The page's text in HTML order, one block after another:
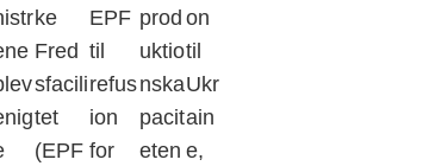
ke
Fred
sfacili
tet
(EPF
EPF
til
refus
ion
for
prod
uktio
nska
pacit
eten
on
til
Ukr
ain
e,